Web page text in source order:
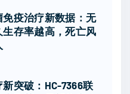
免疫治疗新数据：无
生存率越高，死亡风
突破：HC-7366联